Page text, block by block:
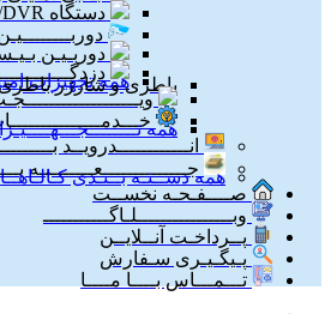
دستگاه NVR/DVR
دوربـیـن
همه تجهیزات
باطری و شارژر
همه
انــــــــــــدرویــد
جــــــــــــــعـــــــبـه
همه دســتـه بــنـدی کـالـاهــا
صــــفـحـه نخســت
وبــــــــــــــــلـاگـــــــــــ
پــرداخـت آنــلایــن
پـیگـیـری سـفارش
تـــمـــاس بــــا مــــا